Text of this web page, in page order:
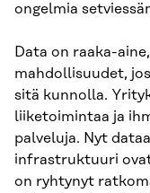
ongelmia
Data on raaka-
mahdollisuudet,
sitä kunnolla.
liiketoimintaa ja
palveluja. Nyt
infrastruktuuri
on ryhtynyt